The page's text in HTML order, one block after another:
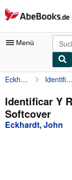
Zum Hauptinhalt
AbeBooks.de
Menü
Nutzerkonto
Meine Bestellungen
Detailsuche
Eckhardt, John Identificar Y Romper Maldiciones
Identificar Y
Softcover
Eckhardt, John